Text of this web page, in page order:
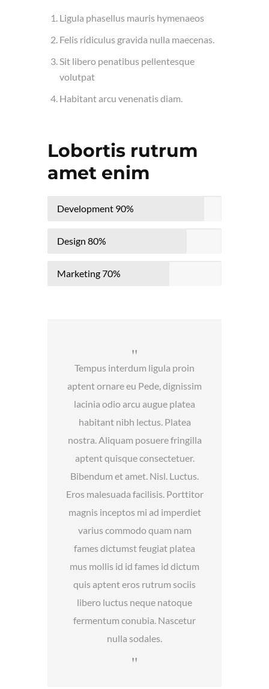
Ligula phasellus mauris hymenaeos
Felis ridiculus gravida nulla maecenas.
Sit libero penatibus pellentesque
volutpat
Habitant arcu venenatis diam.
Lobortis rutrum
amet enim
Development 90%
Design 80%
Marketing70%
Tempus interdum ligula proin
aptent ornare eu Pede, dignissim
lacinia odio arcu augue platea
habitant nibh lectus. Platea
nostra. Aliquam posuere fringilla
aptent quisque consectetuer.
Bibendum et amet. Nisl. Luctus.
Eros malesuada facilisis. Porttitor
magnis inceptos mi ad imperdiet
varius commodo quam nam
fames dictumst feugiat platea
mus mollis id id fames id dictum
quis aptent eros rutrum sociis
libero luctus neque natoque
fermentum conubia. Nascetur
nulla sodales.